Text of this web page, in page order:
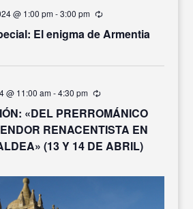
DE
EVENTOS
El enigma de Armentia
@ 1:00 pm-3:00 pm Recurrente
«DEL PRERROMÁNICO
RENACENTISTA EN
(13 Y 14 DE ABRIL)
@ 11:00 am-4:30 pm Recurrente